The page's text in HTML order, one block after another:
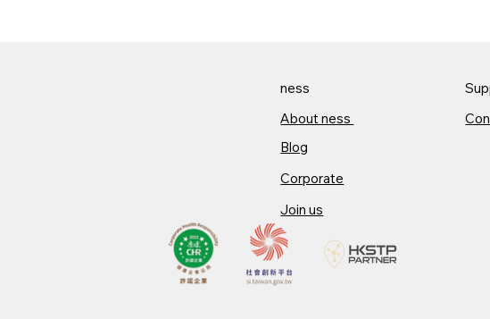
ness
About ness​
Blog
Corporate
Join us